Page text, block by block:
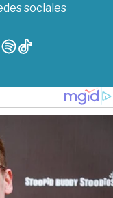
sociales